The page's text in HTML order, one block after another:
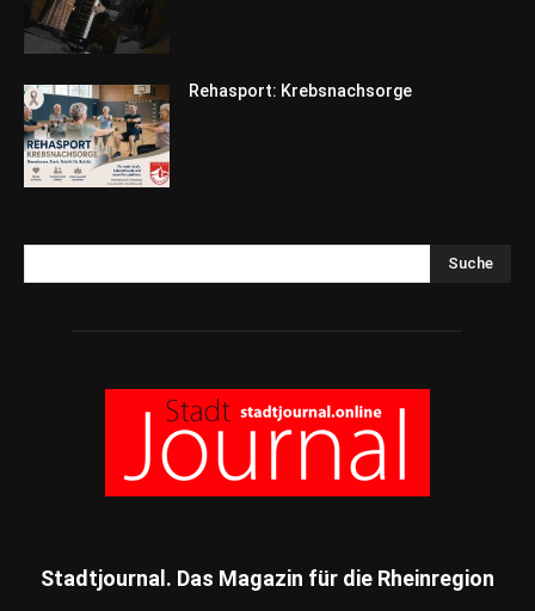
Rehasport: Krebsnachsorge
Suche
Stadtjournal. Das Magazin für die Rheinregion